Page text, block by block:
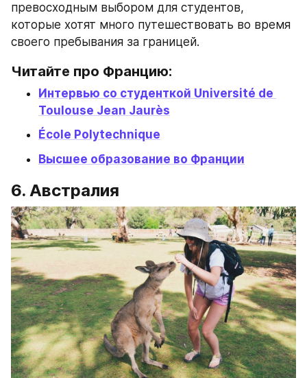
превосходным выбором для студентов,
которые хотят много путешествовать во время
своего пребывания за границей.
Читайте про Францию:
Интервью со студенткой Université de
Toulouse Jean Jaurès
École Polytechnique
Высшее образование во Франции
6. Австралия